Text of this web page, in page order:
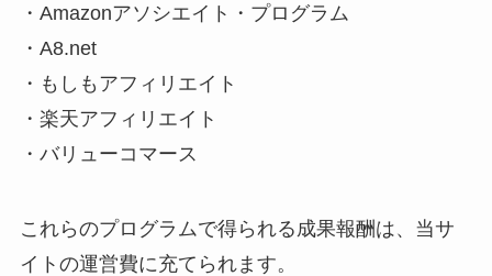
・Amazonアソシエイト・プログラム
・A8.net
・もしもアフィリエイト
・楽天アフィリエイト
・バリューコマース
これらのプログラムで得られる成果報酬は、当サ
イトの運営費に充てられます。